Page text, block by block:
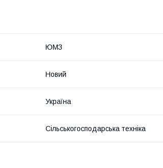
ЮМЗ
Новий
Україна
Сільськогосподарська техніка